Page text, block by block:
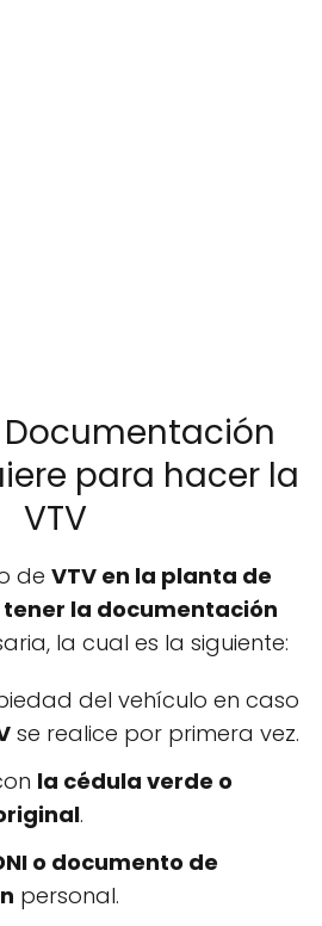
Documentación
para hacer la
VTV
de VTV en la planta de
tener la documentación
la cual es la siguiente:
del vehículo en caso
se realice por primera vez.
la cédula verde o
.
o documento de
personal.